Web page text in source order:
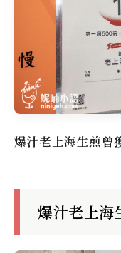
爆汁老上海生煎曾
爆汁老上海